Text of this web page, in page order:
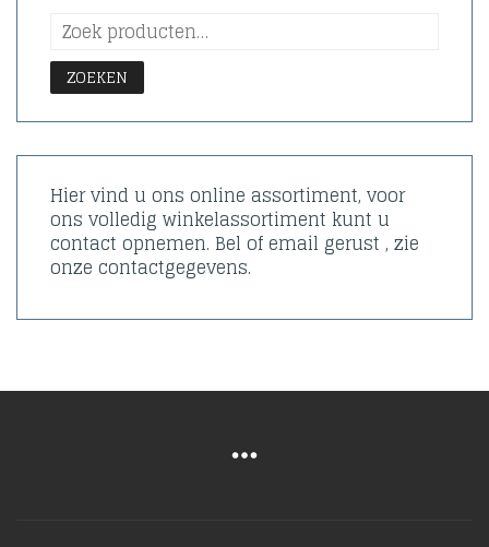
ZOEKEN
Hier vind u ons online assortiment, voor
ons volledig winkelassortiment kunt u
contact opnemen. Bel of email gerust , zie
onze contactgegevens.